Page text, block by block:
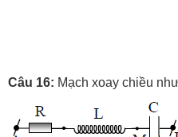
Câu 16: Mạch xoay chiều